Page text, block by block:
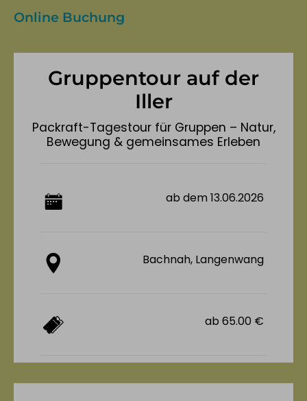
Nutzung: Bitte nicht.
Online Buchung
Gruppentour auf der
Iller
Packraft-Tagestour für Gruppen – Natur,
Bewegung & gemeinsames Erleben
ab dem 13.06.2026
Bachnah, Langenwang
ab 65.00 €